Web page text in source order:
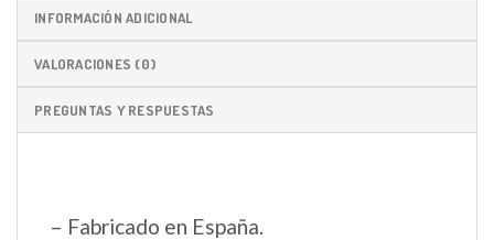
INFORMACIÓN ADICIONAL
VALORACIONES (0)
PREGUNTAS Y RESPUESTAS
– Fabricado en España.